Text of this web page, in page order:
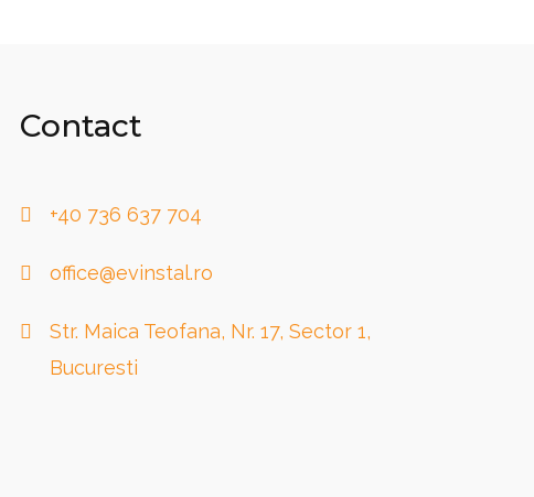
Contact
+40 736 637 704
office@evinstal.ro
Str. Maica Teofana, Nr. 17, Sector 1,
Bucuresti